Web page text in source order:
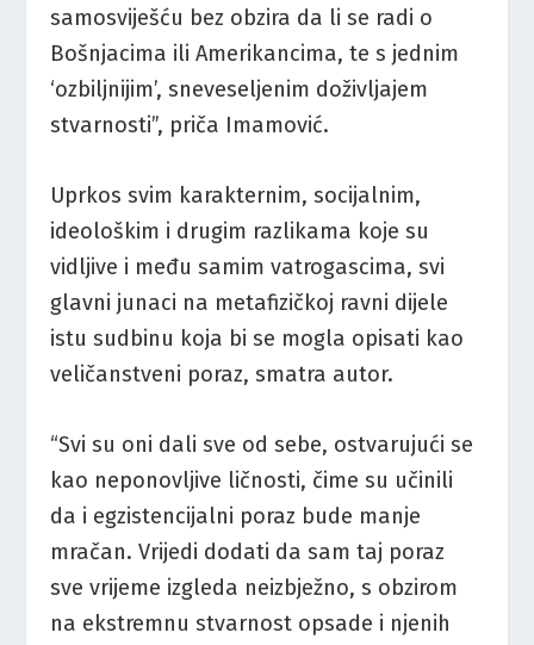
samosviješću bez obzira da li se radi o
Bošnjacima ili Amerikancima, te s jednim
‘ozbiljnijim’, sneveseljenim doživljajem
stvarnosti”, priča Imamović.
Uprkos svim karakternim, socijalnim,
ideološkim i drugim razlikama koje su
vidljive i među samim vatrogascima, svi
glavni junaci na metafizičkoj ravni dijele
istu sudbinu koja bi se mogla opisati kao
veličanstveni poraz, smatra autor.
“Svi su oni dali sve od sebe, ostvarujući se
kao neponovljive ličnosti, čime su učinili
da i egzistencijalni poraz bude manje
mračan. Vrijedi dodati da sam taj poraz
sve vrijeme izgleda neizbježno, s obzirom
na ekstremnu stvarnost opsade i njenih